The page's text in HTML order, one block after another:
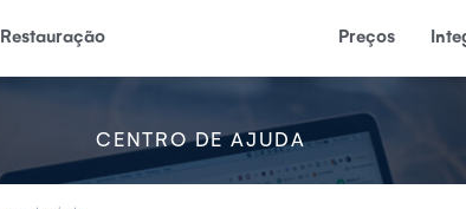
Restauração Preços
CENTRO DE AJUDA